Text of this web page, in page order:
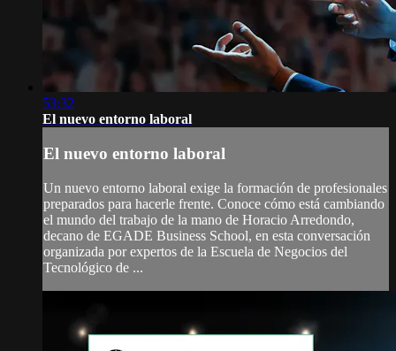
53:32
El nuevo entorno laboral
El nuevo entorno laboral
Un nuevo entorno laboral exige la formación de profesionales
preparados para hacerle frente. Conoce cómo está cambiando
el mundo del trabajo de la mano de Horacio Arredondo,
decano de EGADE Business School, en esta conversación
organizada por expertos de la Escuela de Negocios del
Tecnológico de ...